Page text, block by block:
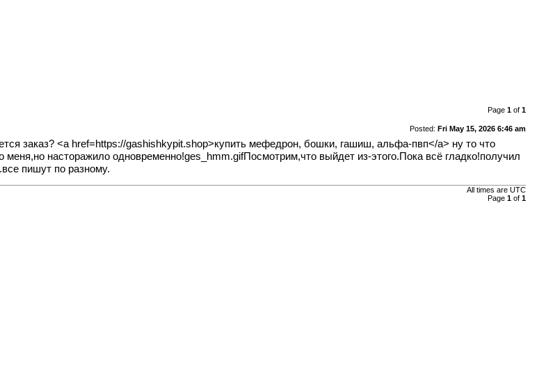
Page 1of 1
Posted: Fri May 15, 2026 6:46 am
заказ? <a href=https://gashishkypit.shop>купить мефедрон, бошки, гашиш, альфа-пвп</a> ну то что
меня,но насторажило одновременно!ges_hmm.gifПосмотрим,что выйдет из-этого.Пока всё гладко!получил
пишут по разному.
All times are UTC
Page 1of 1